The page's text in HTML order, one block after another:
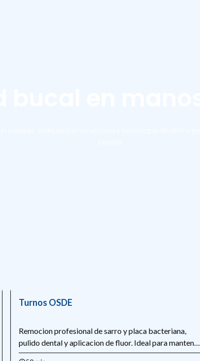
Turnos OSDE
Remocion profesional de sarro y placa bacteriana,
pulido dental y aplicacion de fluor. Ideal para mantener
la salud bucal y prevenir enfermedades periodontales.